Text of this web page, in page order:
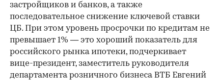
00:00 / 00:00
застройщиков и банков, а также
последовательное снижение ключевой ставки
ЦБ. При этом уровень просрочки по кредитам не
превышает 1% — это хороший показатель для
российского рынка ипотеки, подчеркивает
вице-президент, заместитель руководителя
департамента розничного бизнеса ВТБ Евгений